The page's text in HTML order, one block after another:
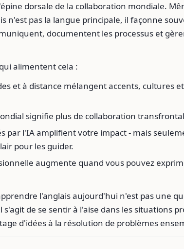
dorsale de la collaboration mondiale.
n'est pas la langue principale, il façonne
documentent les processus et
alimentent cela :
et à distance mélangent accents, cultures
signifie plus de collaboration
par l'IA amplifient votre impact - mais
pour les guider.
augmente quand vous pouvez
l'anglais aujourd'hui n'est pas une
de se sentir à l'aise dans les situations
d'idées à la résolution de problèmes